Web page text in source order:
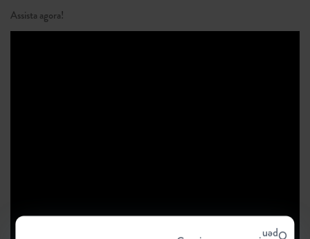
Assista agora!